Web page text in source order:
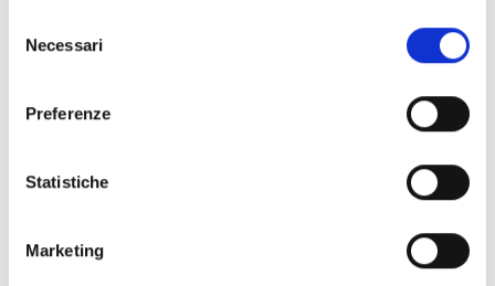
delNecessari
Preferenze
Statistiche
Marketing